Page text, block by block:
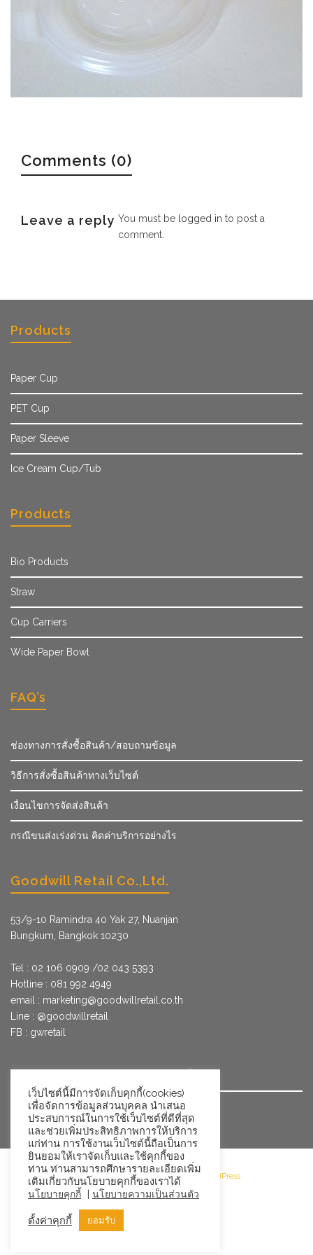
Comments (0)
Leave a reply You must be logged in to post a
comment.
Products
Paper Cup
PET Cup
Paper Sleeve
Ice Cream Cup/Tub
Products
Bio Products
Straw
Cup Carriers
Wide Paper Bowl
FAQ’s
ช่องทางการสั่งซื้อสินค้า/สอบถามข้อมูล
วิธีการสั่งซื้อสินค้าทางเว็บไซต์
เงื่อนไขการจัดส่งสินค้า
กรณีขนส่งเร่งด่วน คิดค่าบริการอย่างไร
Goodwill Retail Co.,Ltd.
53/9­-10 Ramindra 40 Yak 27, Nuanjan
Bungkum, Bangkok 10230
Tel : 02 106 0909 /02 043 5393
Hotline : 081 992 4949
email : marketing@goodwillretail.co.th
Line : @goodwillretail
FB : gwretail
นโยบายข้อมูลส่วนบุคคล
©2026 Goodwill Retail · Powered by WordPress
เว็บไซต์นี้มีการจัดเก็บคุกกี้(cookies)
เพื่อจัดการข้อมูลส่วนบุคคล นำเสนอ
ประสบการณ์ในการใช้เว็บไซต์ที่ดีที่สุด
และช่วยเพิ่มประสิทธิภาพการให้บริการ
แก่ท่าน การใช้งานเว็บไซต์นี้ถือเป็นการ
ยินยอมให้เราจัดเก็บและใช้คุกกี้ของ
ท่าน ท่านสามารถศึกษารายละเอียดเพิ่ม
เติมเกี่ยวกับนโยบายคุกกี้ของเราได้
นโยบายคุกกี้ | นโยบายความเป็นส่วนตัว
ตั้งค่าคุกกี้ ยอมรับ